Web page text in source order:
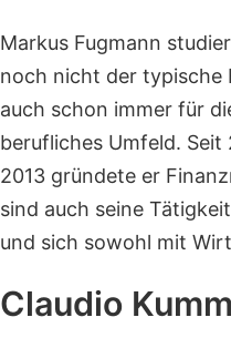
Markus Fugmann
noch nicht der typische
auch schon immer für
berufliches Umfeld.
2013 gründete er
sind auch seine
und sich sowohl mit
Claudio